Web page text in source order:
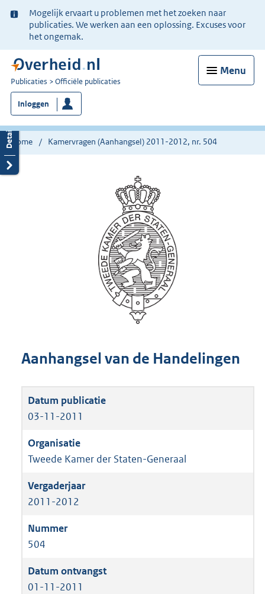
Ter
informatie:
Mogelijk ervaart u problemen met het zoeken naar
publicaties. We werken aan een oplossing. Excuses voor
het ongemak.
Menu
U
bent
nu
hier:
Publicaties Officiële publicaties
Inloggen
Home Kamervragen (Aanhangsel) 2011-2012, nr. 504
Aanhangsel van de Handelingen
03-11-2011
Tweede Kamer der Staten-Generaal
2011-2012
504
01-11-2011